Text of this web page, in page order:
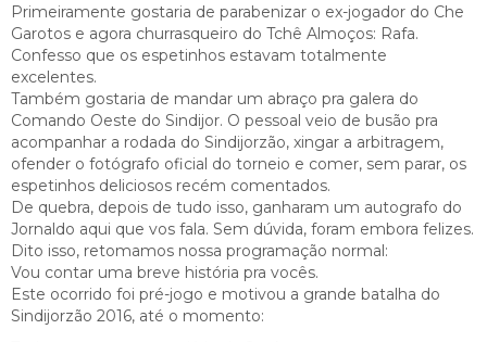
Primeiramente gostaria de parabenizar o ex-jogador do Che
Garotos e agora churrasqueiro do Tchê Almoços: Rafa.
Confesso que os espetinhos estavam totalmente
excelentes.
Também gostaria de mandar um abraço pra galera do
Comando Oeste do Sindijor. O pessoal veio de busão pra
acompanhar a rodada do Sindijorzão, xingar a arbitragem,
ofender o fotógrafo oficial do torneio e comer, sem parar, os
espetinhos deliciosos recém comentados.
De quebra, depois de tudo isso, ganharam um autografo do
Jornaldo aqui que vos fala. Sem dúvida, foram embora felizes.
Dito isso, retomamos nossa programação normal:
Vou contar uma breve história pra vocês.
Este ocorrido foi pré-jogo e motivou a grande batalha do
Sindijorzão 2016, até o momento: